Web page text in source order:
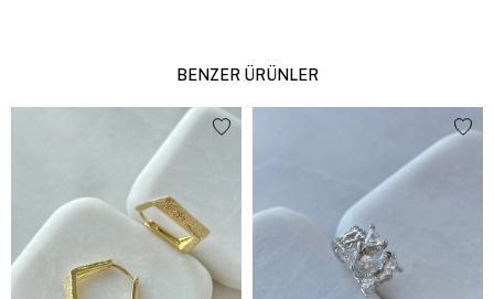
BENZER ÜRÜNLER